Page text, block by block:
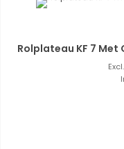
Rolplateau KF 7